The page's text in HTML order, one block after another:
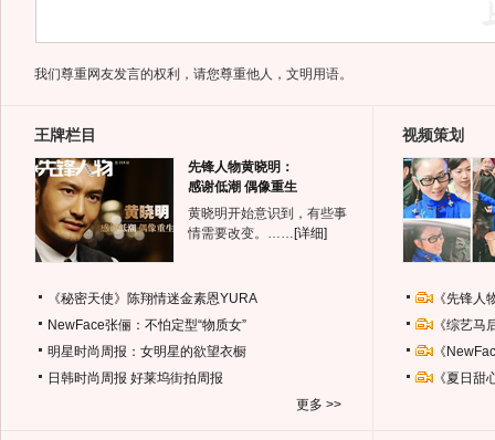
我们尊重网友发言的权利，请您尊重他人，文明用语。
王牌栏目
先锋人物黄晓明：
感谢低潮 偶像重生
黄晓明开始意识到，有些事
情需要改变。…… [详细]
《秘密天使》陈翔情迷金素恩YURA
NewFace张俪：不怕定型“物质女”
明星时尚周报：女明星的欲望衣橱
日韩时尚周报 好莱坞街拍周报
更多 >>
视频策划
《先锋
《综艺
《
《夏日